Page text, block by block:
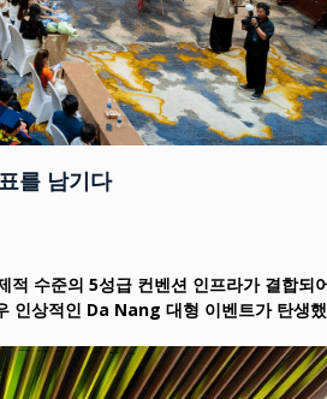
를 남기다
수준의 5성급 컨벤션 인프라가 결합되
인상적인 Da Nang 대형 이벤트가 탄생